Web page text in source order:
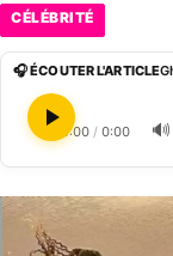
CÉLÉBRITÉ
🎧 ÉCOUTER L'ARTICLE
0:00 / 0:00 🔊